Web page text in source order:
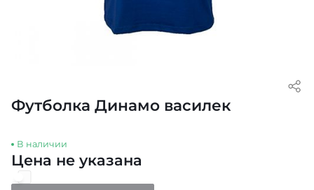
Футболка Динамо василек
В наличии
Цена не указана